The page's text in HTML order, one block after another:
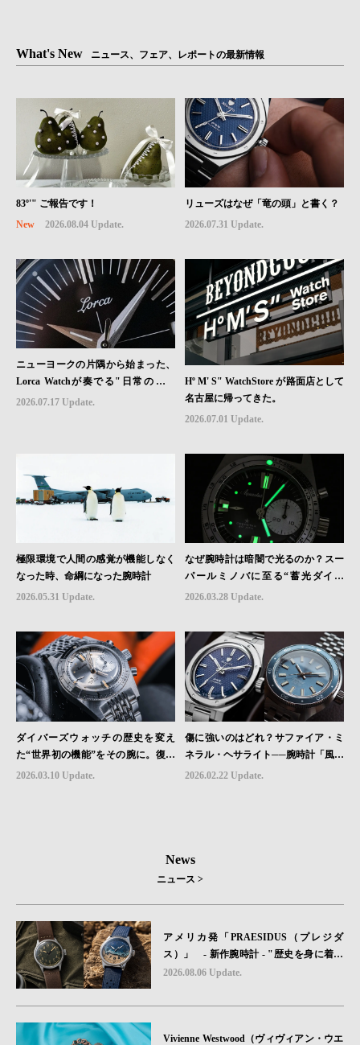
What's New ニュース、フェア、レポートの最新情報
83º'" ご報告です！
New
2026.08.04 Update.
リューズはなぜ「竜の頭」と書く？
2026.07.31 Update.
ニューヨークの片隅から始まった、
Lorca Watchが奏でる"日常のロマ
ン"｜Brand Picks #08
2026.07.17 Update.
Hº M' S" WatchStore が路面店として
名古屋に帰ってきた。
2026.07.01 Update.
極限環境で人間の感覚が機能しなく
なった時、命綱になった腕時計
2026.05.31 Update.
なぜ腕時計は暗闇で光るのか？スー
パールミノバに至る“蓄光ダイヤ
ル”の進化と物語
2026.03.28 Update.
ダイバーズウォッチの歴史を変え
た“世界初の機能”をその腕に。復活
を遂げたAquastarの革新｜HMS Bra
2026.03.10 Update.
傷に強いのはどれ？サファイア・ミ
ネラル・ヘサライト──腕時計「風防
素材」の本当の違い
2026.02.22 Update.
News
ニュース >
アメリカ発「PRAESIDUS（プレジダ
ス）」 - 新作腕時計 - "歴史を身に着け
る“ -戦場を駆け抜けたWillys MBのボンネ
砂を文字盤に閉じ込めた「A-11」コレク
2026.08.06 Update.
Vivienne Westwood（ヴィヴィアン・ウエ